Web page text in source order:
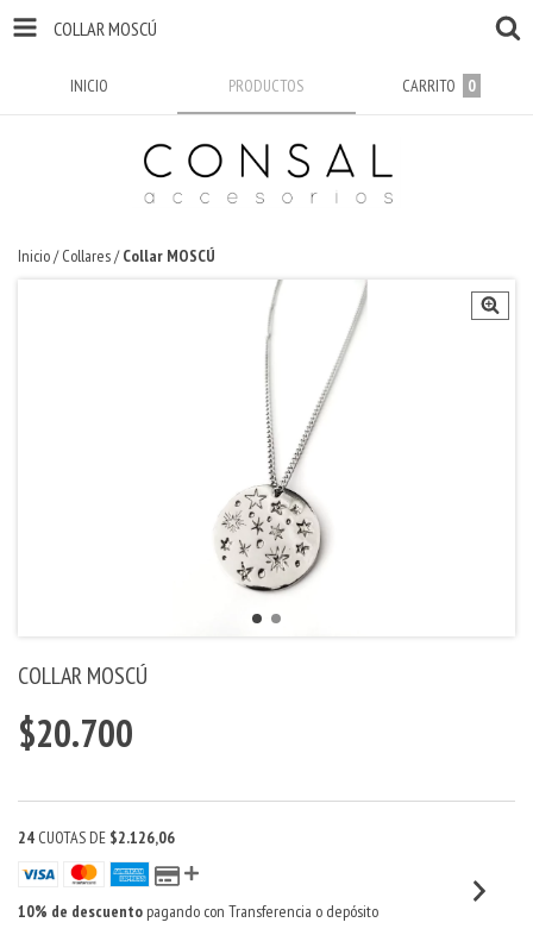
COLLAR MOSCÚ
INICIO PRODUCTOS CARRITO 0
Inicio/ Collares/ Collar MOSCÚ
COLLAR MOSCÚ
$20.700
24 CUOTAS DE $2.126,06
10% de descuento pagando con Transferencia o depósito